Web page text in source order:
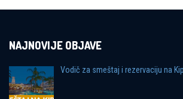
NAJNOVIJE OBJAVE
Vodič za smeštaj i rezervaciju na